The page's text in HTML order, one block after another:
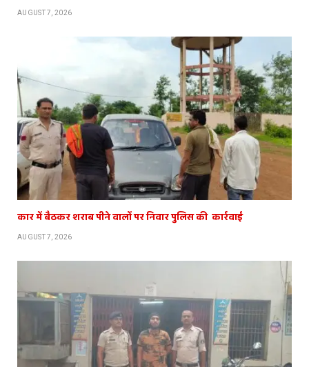
AUGUST 7, 2026
कार में बैठकर शराब पीने वालों पर निवार पुलिस की कार्रवाई
AUGUST 7, 2026